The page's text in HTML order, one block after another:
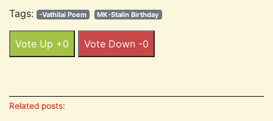
Tags: -Vathilai Poem MK-Stalin Birthday
Vote Up +0 Vote Down -0
Related posts: